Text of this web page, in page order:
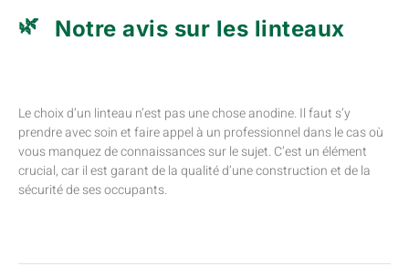
Notre avis sur les linteaux
Le choix d’un linteau n’est pas une chose anodine. Il faut s’y
prendre avec soin et faire appel à un professionnel dans le cas où
vous manquez de connaissances sur le sujet. C’est un élément
crucial, car il est garant de la qualité d’une construction et de la
sécurité de ses occupants.